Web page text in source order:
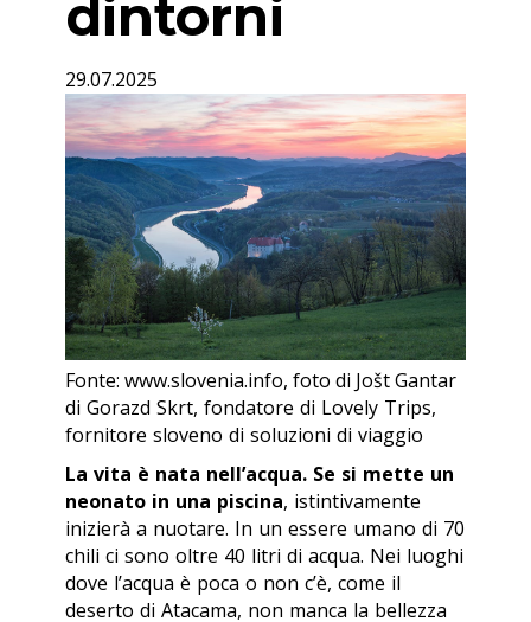
dintorni
29.07.2025
Fonte: www.slovenia.info, foto di Jošt Gantar
di Gorazd Skrt, fondatore di Lovely Trips,
fornitore sloveno di soluzioni di viaggio
La vita è nata nell’acqua. Se si mette un
neonato in una piscina, istintivamente
inizierà a nuotare. In un essere umano di 70
chili ci sono oltre 40 litri di acqua. Nei luoghi
dove l’acqua è poca o non c’è, come il
deserto di Atacama, non manca la bellezza